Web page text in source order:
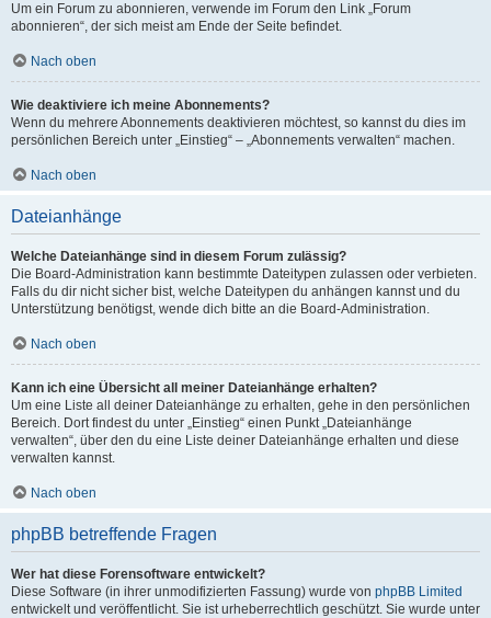
Um ein Forum zu abonnieren, verwende im Forum den Link „Forum
abonnieren“, der sich meist am Ende der Seite befindet.
Nach oben
Wie deaktiviere ich meine Abonnements?
Wenn du mehrere Abonnements deaktivieren möchtest, so kannst du dies im
persönlichen Bereich unter „Einstieg“ – „Abonnements verwalten“ machen.
Nach oben
Dateianhänge
Welche Dateianhänge sind in diesem Forum zulässig?
Die Board-Administration kann bestimmte Dateitypen zulassen oder verbieten.
Falls du dir nicht sicher bist, welche Dateitypen du anhängen kannst und du
Unterstützung benötigst, wende dich bitte an die Board-Administration.
Nach oben
Kann ich eine Übersicht all meiner Dateianhänge erhalten?
Um eine Liste all deiner Dateianhänge zu erhalten, gehe in den persönlichen
Bereich. Dort findest du unter „Einstieg“ einen Punkt „Dateianhänge
verwalten“, über den du eine Liste deiner Dateianhänge erhalten und diese
verwalten kannst.
Nach oben
phpBB betreffende Fragen
Wer hat diese Forensoftware entwickelt?
Diese Software (in ihrer unmodifizierten Fassung) wurde von phpBB Limited
entwickelt und veröffentlicht. Sie ist urheberrechtlich geschützt. Sie wurde unter